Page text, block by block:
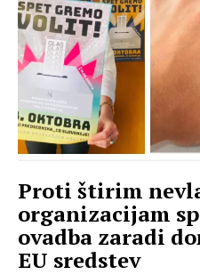
Proti štirim
organizacijam
ovadba zaradi
EU sredstev